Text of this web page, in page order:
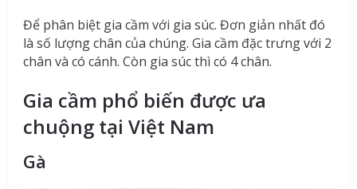
Để phân biệt gia cầm với gia súc. Đơn giản nhất đó
là số lượng chân của chúng. Gia cầm đặc trưng với 2
chân và có cánh. Còn gia súc thì có 4 chân.
Gia cầm phổ biến được ưa
chuộng tại Việt Nam
Gà